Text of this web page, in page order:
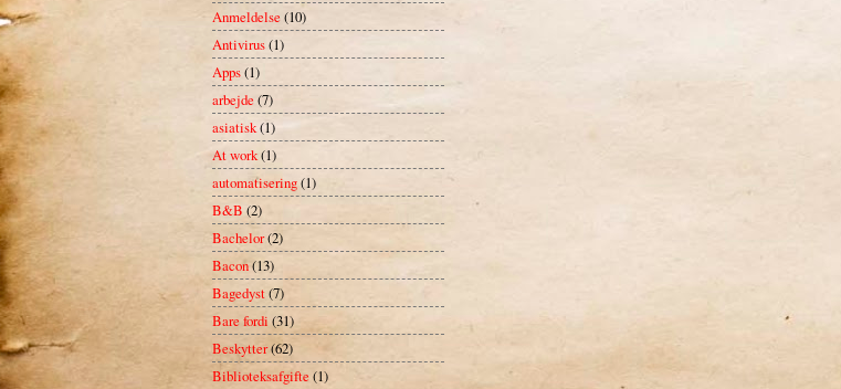
Anmeldelse(10)
Antivirus(1)
Apps(1)
arbejde (7)
asiatisk(1)
At work(1)
automatisering(1)
B&B (2)
Bachelor(2)
Bacon(13)
Bagedyst(7)
Bare fordi (31)
Beskytter(62)
Biblioteksafgifte (1)